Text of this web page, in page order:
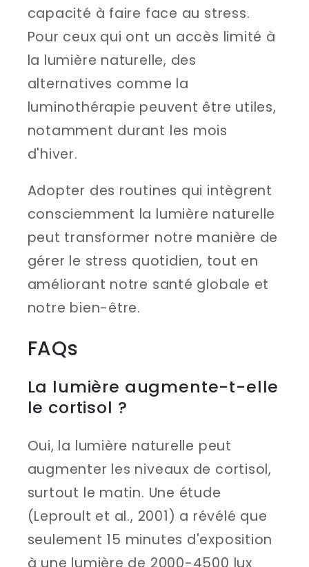
capacité à faire face au stress.
Pour ceux qui ont un accès limité à
la lumière naturelle, des
alternatives comme la
luminothérapie peuvent être utiles,
notamment durant les mois
d'hiver.
Adopter des routines qui intègrent
consciemment la lumière naturelle
peut transformer notre manière de
gérer le stress quotidien, tout en
améliorant notre santé globale et
notre bien-être.
FAQs
La lumière augmente-t-elle
le cortisol ?
Oui, la lumière naturelle peut
augmenter les niveaux de cortisol,
surtout le matin. Une étude
(Leproult et al., 2001) a révélé que
seulement 15 minutes d'exposition
à une lumière de 2000-4500 lux